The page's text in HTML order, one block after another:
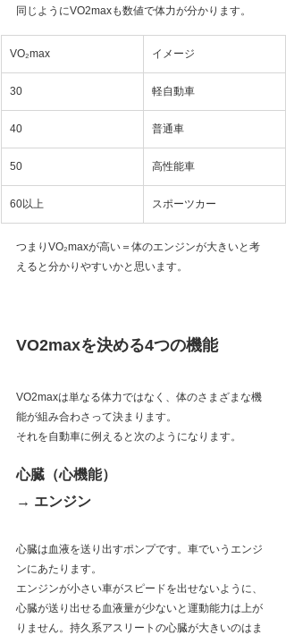
同じようにVO2maxも数値で体力が分かります。
VO₂max イメージ
30 軽自動車
40 普通車
50 高性能車
60以上 スポーツカー
つまりVO₂maxが高い＝体のエンジンが大きいと考
えると分かりやすいかと思います。
VO2maxを決める4つの機能
VO2maxは単なる体力ではなく、体のさまざまな機
能が組み合わさって決まります。
それを自動車に例えると次のようになります。
心臓（心機能）
→ エンジン
心臓は血液を送り出すポンプです。車でいうエンジ
ンにあたります。
エンジンが小さい車がスピードを出せないように、
心臓が送り出せる血液量が少ないと運動能力は上が
りません。持久系アスリートの心臓が大きいのはま